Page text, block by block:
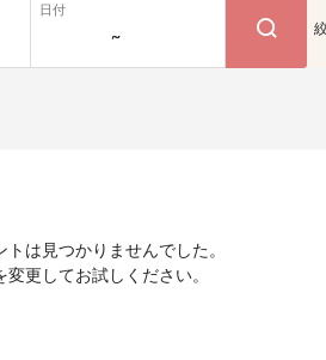
日付
~
は見つかりませんでした。
更してお試しください。